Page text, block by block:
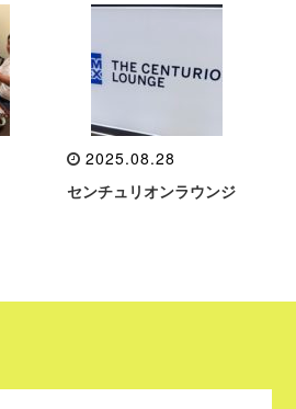
2025.08.28
センチュリオンラウンジ